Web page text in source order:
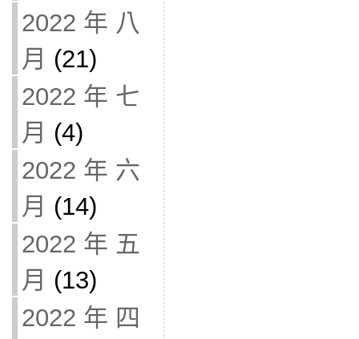
2022 年 八
月 (21)
2022 年 七
月 (4)
2022 年 六
月 (14)
2022 年 五
月 (13)
2022 年 四